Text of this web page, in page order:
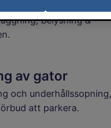
belysning &
av gator
och underhållssopning,
att parkera.